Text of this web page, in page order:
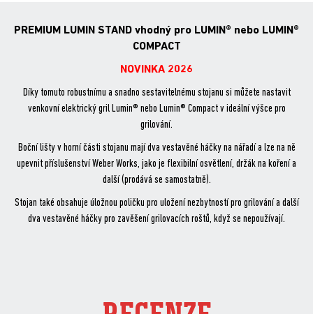
PREMIUM LUMIN STAND vhodný pro LUMIN® nebo LUMIN®
COMPACT
NOVINKA 2026
Díky tomuto robustnímu a snadno sestavitelnému stojanu si můžete nastavit
venkovní elektrický gril Lumin® nebo Lumin® Compact v ideální výšce pro
grilování.
Boční lišty v horní části stojanu mají dva vestavěné háčky na nářadí a lze na ně
upevnit příslušenství Weber Works, jako je flexibilní osvětlení, držák na koření a
další (prodává se samostatně).
Stojan také obsahuje úložnou poličku pro uložení nezbytností pro grilování a další
dva vestavěné háčky pro zavěšení grilovacích roštů, když se nepoužívají.